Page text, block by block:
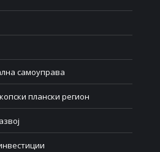
самоуправа
плански регион